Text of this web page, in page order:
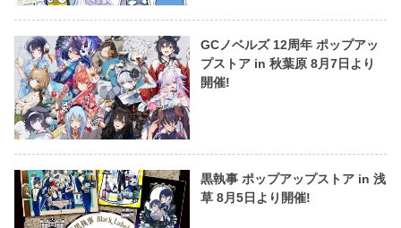
GCノベルズ 12周年 ポップアッ
プストア in 秋葉原 8月7日より
開催!
黒執事 ポップアップストア in 浅
草 8月5日より開催!